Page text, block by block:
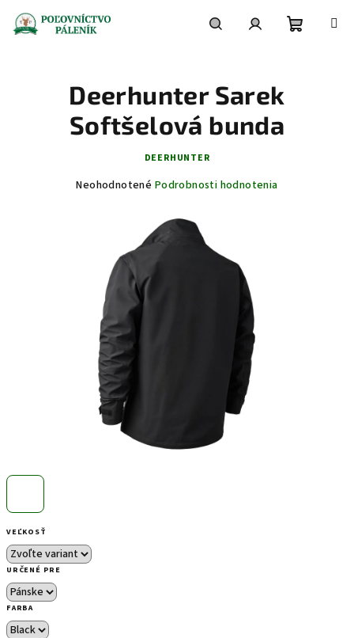
obsah
VEĽKOSŤ
URČENÉ PRE
FARBA
Deerhunter Sarek
Softšelová bunda
DEERHUNTER
Priemerné
hviezdičiek.
Neohodnotené Podrobnosti hodnotenia